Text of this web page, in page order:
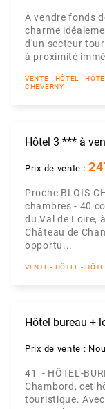
À vendre fonds
charme
d'un secteur
à proximité
VENTE - HÔTEL -
CHEVERNY
Hôtel 3 *** à
Prix de vente :
Proche BLOIS-
chambres - 40
du Val de Loire,
Château de
opportu...
VENTE - HÔTEL -
Hôtel bureau +
Prix de vente :
41 - HÔTEL-
Chambord, cet
touristique.